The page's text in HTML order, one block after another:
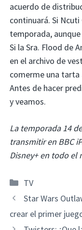
acuerdo de
continuará. Si
temporada,
Si la Sra. Flood de
en el archivo de
comerme una tarta
Antes de hacer
y veamos.
La temporada 14
transmitir en BBC
Disney+ en todo el
Categorías
TV
Star Wars
crear el primer